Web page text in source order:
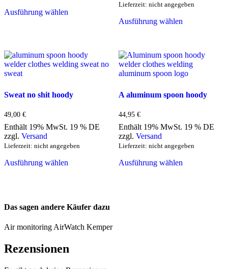
Ausführung wählen
Die
Optionen
der
werden
Lieferzeit: nicht angegeben
Ausführung wählenProdukt
auf.
Die
Optionen
auf
gewählt
werden
Sweat no shit hoody
49,00 €
Enthält 19% MwSt. 19 % DE
zzgl. Versand
Lieferzeit: nicht angegeben
Ausführung wählen
Die
können
der
Produktseite
A aluminum spoon hoody
44,95 €
Enthält 19% MwSt. 19 % DE
zzgl. Versand
Lieferzeit: nicht angegeben
Ausführung wählenProdukt
Das sagen andere Käufer dazu
Air monitoring AirWatch Kemper
Rezensionen